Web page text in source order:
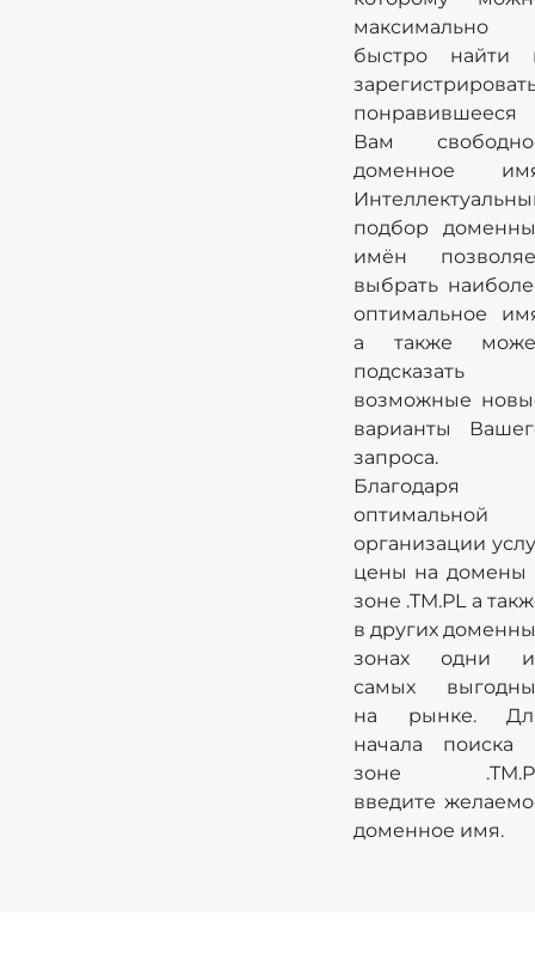
максимально
быстро найти
понравившееся
Вам
доменное
подбор
имён
выбрать
оптимальное
а также
подсказать
возможные
варианты
запроса.
Благодаря
оптимальной
организации
цены на домены
зоне .TM.PL а
в других
зонах одни
самых
на рынке.
начала поиска
зоне
введите
доменное имя.